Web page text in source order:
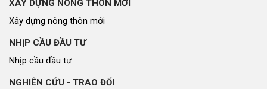
XÂY DỰNG NÔNG THÔN MỚI
Xây dựng nông thôn mới
NHỊP CẦU ĐẦU TƯ
Nhịp cầu đầu tư
NGHIÊN CỨU - TRAO ĐỔI